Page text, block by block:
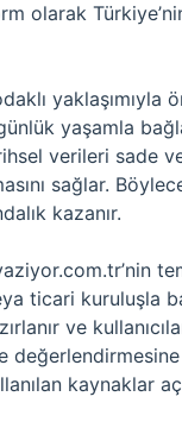
olarak
yaşamla
verileri sade
sağlar.
kazanır.
ticari kuruluşla
ve
kaynaklar